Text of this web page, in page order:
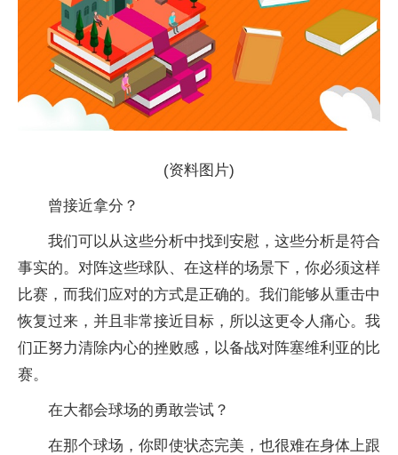
(资料图片)
曾接近拿分？
我们可以从这些分析中找到安慰，这些分析是符合
事实的。对阵这些球队、在这样的场景下，你必须这样
比赛，而我们应对的方式是正确的。我们能够从重击中
恢复过来，并且非常接近目标，所以这更令人痛心。我
们正努力清除内心的挫败感，以备战对阵塞维利亚的比
赛。
在大都会球场的勇敢尝试？
在那个球场，你即使状态完美，也很难在身体上跟